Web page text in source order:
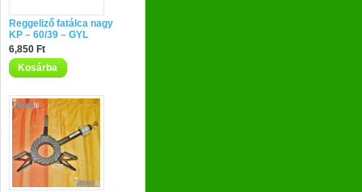
Reggeliző fatálca nagy
KP – 60/39 – GYL
6,850 Ft
Kosárba